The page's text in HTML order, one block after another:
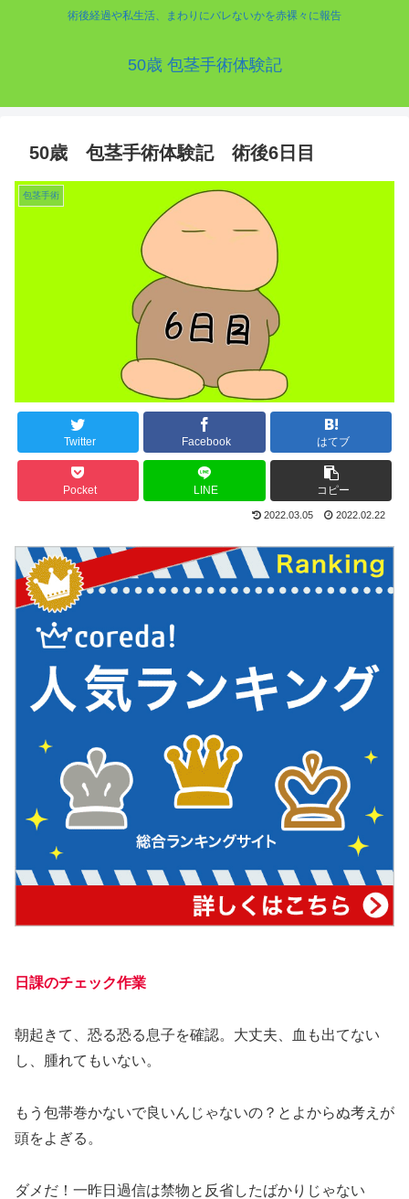
術後経過や私生活、まわりにバレないかを赤裸々に報告
50歳 包茎手術体験記
50歳 包茎手術体験記 術後6日目
包茎手術
Twitter Facebook はてブ
Pocket LINE コピー
2022.03.05 2022.02.22
日課のチェック作業
朝起きて、恐る恐る息子を確認。大丈夫、血も出てない
し、腫れてもいない。
もう包帯巻かないで良いんじゃないの？とよからぬ考えが
頭をよぎる。
ダメだ！一昨日過信は禁物と反省したばかりじゃない